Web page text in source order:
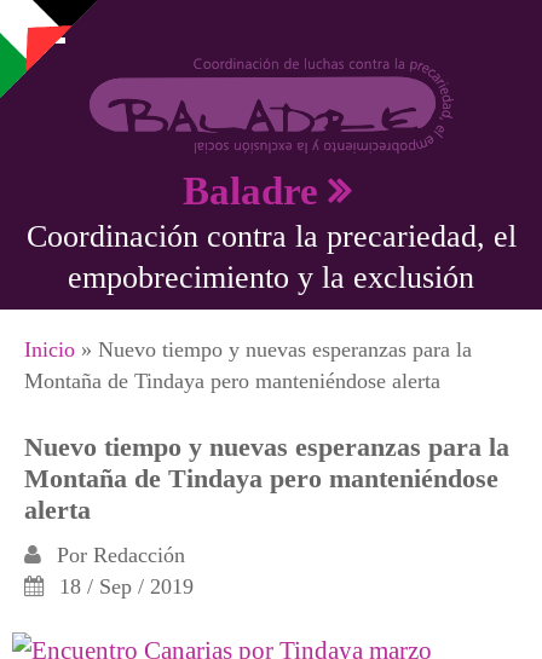
Pasar al contenido principal
Baladre
Coordinación contra la precariedad, el
empobrecimiento y la exclusión
Se encuentra usted aquí
Inicio » Nuevo tiempo y nuevas esperanzas para la
Montaña de Tindaya pero manteniéndose alerta
Nuevo tiempo y nuevas esperanzas para la
Montaña de Tindaya pero manteniéndose
alerta
Por Redacción
18 / Sep / 2019